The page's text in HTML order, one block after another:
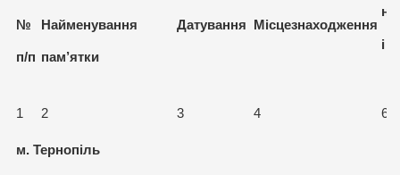
№
п/п
Найменування
пам’ятки
Датування Місцезнаходження
і
1 2 3 4 6
м. Тернопіль